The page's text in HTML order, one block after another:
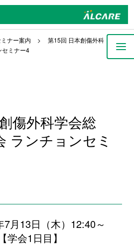
ナー案内
第15回 日本創傷外科
セミナー4
傷外科学会総
ランチョンセミ
7月13日（木）12:40～
学会1日目】